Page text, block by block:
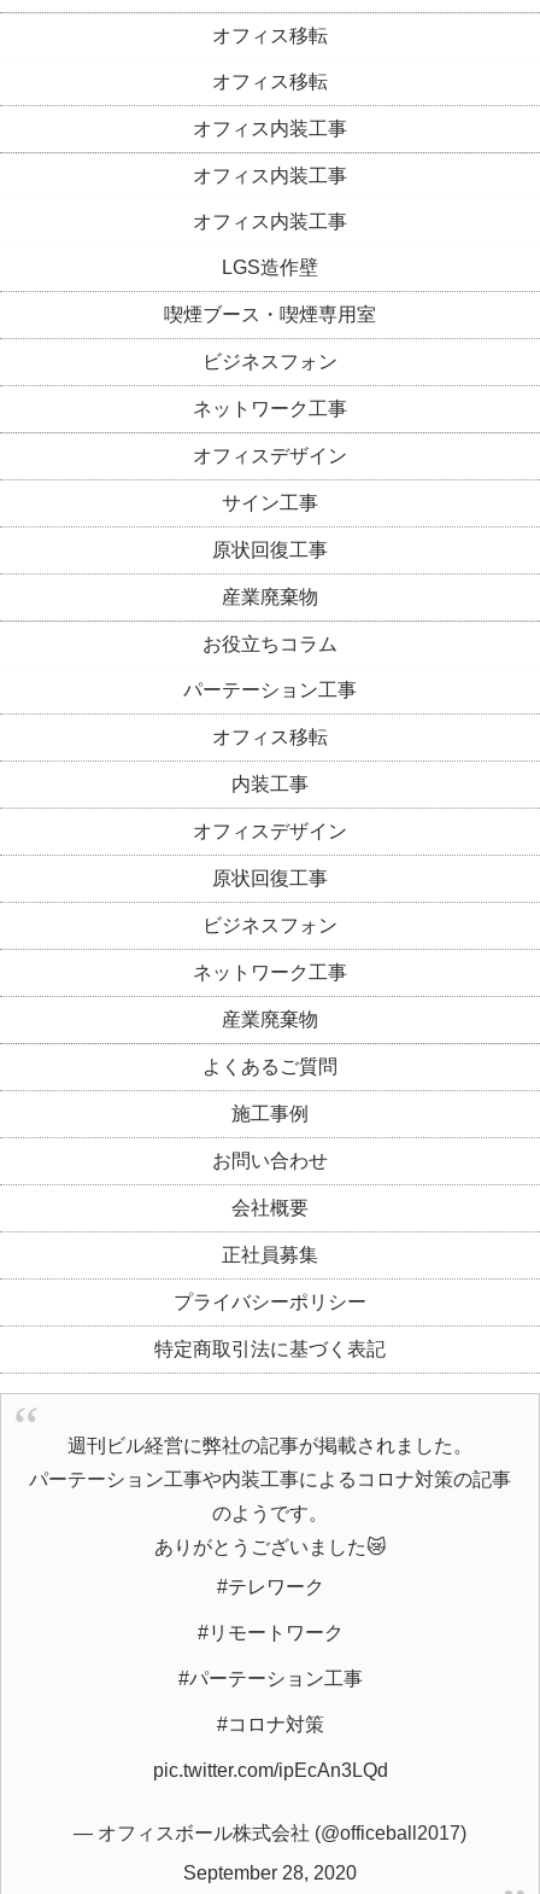
オフィス移転
オフィス移転
オフィス内装工事
オフィス内装工事
オフィス内装工事
LGS造作壁
喫煙ブース・喫煙専用室
ビジネスフォン
ネットワーク工事
オフィスデザイン
サイン工事
原状回復工事
産業廃棄物
お役立ちコラム
パーテーション工事
オフィス移転
内装工事
オフィスデザイン
原状回復工事
ビジネスフォン
ネットワーク工事
産業廃棄物
よくあるご質問
施工事例
お問い合わせ
会社概要
正社員募集
プライバシーポリシー
特定商取引法に基づく表記
週刊ビル経営に弊社の記事が掲載されました。
パーテーション工事や内装工事によるコロナ対策の記事
のようです。
ありがとうございました😿
#テレワーク
#リモートワーク
#パーテーション工事
#コロナ対策
pic.twitter.com/ipEcAn3LQd
— オフィスボール株式会社 (@officeball2017)
September 28, 2020